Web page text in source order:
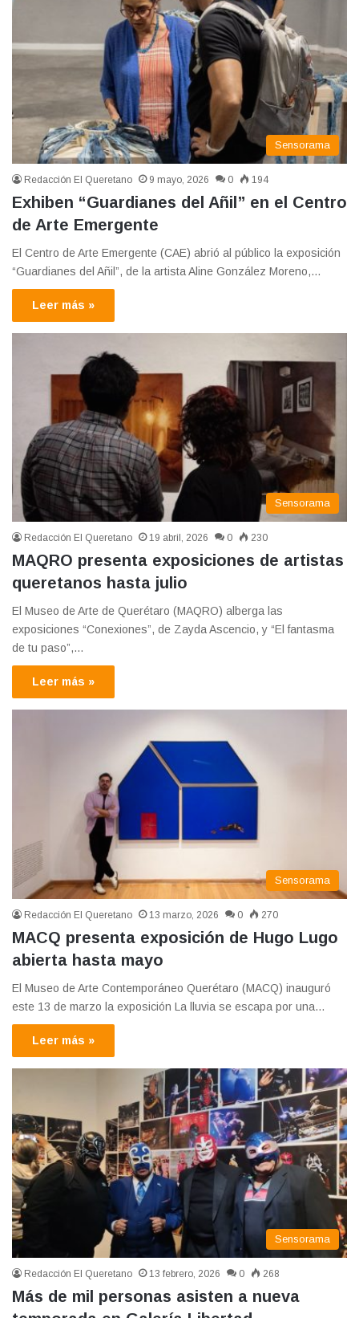
Sensorama
Redacción El Queretano 9 mayo, 2026 0 194
Exhiben “Guardianes del Añil” en el Centro
de Arte Emergente
El Centro de Arte Emergente (CAE) abrió al público la exposición
“Guardianes del Añil”, de la artista Aline González Moreno,…
Leer más »
Sensorama
Redacción El Queretano 19 abril, 2026 0 230
MAQRO presenta exposiciones de artistas
queretanos hasta julio
El Museo de Arte de Querétaro (MAQRO) alberga las
exposiciones “Conexiones”, de Zayda Ascencio, y “El fantasma
de tu paso”,…
Leer más »
Sensorama
Redacción El Queretano 13 marzo, 2026 0 270
MACQ presenta exposición de Hugo Lugo
abierta hasta mayo
El Museo de Arte Contemporáneo Querétaro (MACQ) inauguró
este 13 de marzo la exposición La lluvia se escapa por una…
Leer más »
Sensorama
Redacción El Queretano 13 febrero, 2026 0 268
Más de mil personas asisten a nueva